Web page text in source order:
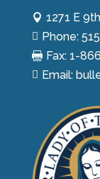
31 1
 1271 E
 Phone:
 Fax: 1-
 Email: